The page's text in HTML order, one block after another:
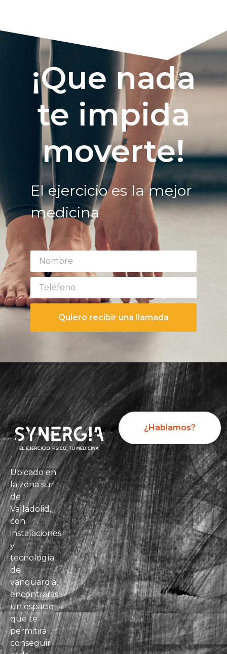
¡Que nada
te impida
moverte!
El ejercicio es la mejor
medicina
Quiero recibir una llamada
Ubicado en
la zona sur
de
Valladolid,
con
instalaciones
y
tecnología
de
vanguardia,
encontrarás
un espacio
que te
permitirá
conseguir
¿Hablamos?